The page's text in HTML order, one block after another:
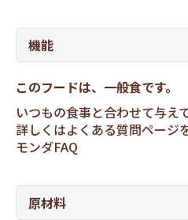
機能
このフードは、一般食です。
いつもの食事と合わせて与え
詳しくはよくある質問ペー
モンダFAQ
原材料